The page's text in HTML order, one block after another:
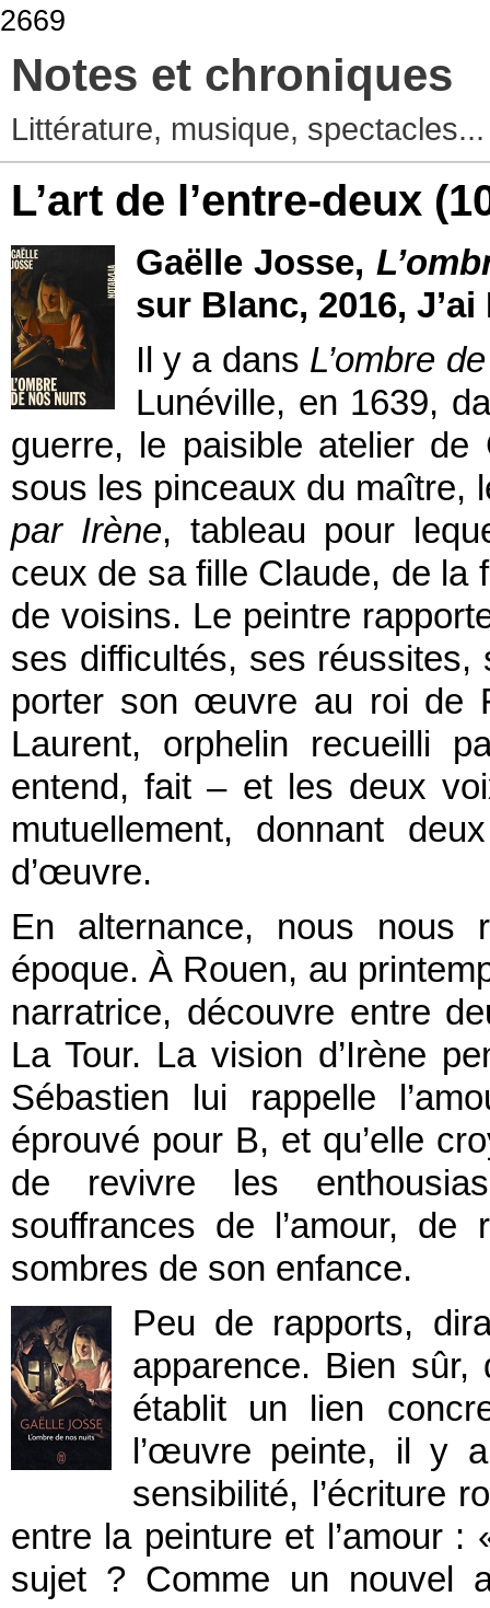
2669
Notes et chroniques
Littérature, musique,
L’art de l’entre-deux
Gaëlle Josse,
sur Blanc, 2016, J’ai
Il y a dans L’ombre
Lunéville, en 1639,
guerre, le paisible atelier
sous les pinceaux du maître,
par Irène, tableau pour
ceux de sa fille Claude, de la
de voisins. Le peintre
ses difficultés, ses réussites,
porter son œuvre au roi de
Laurent, orphelin recueilli
entend, fait – et les deux
mutuellement, donnant
d’œuvre.
En alternance, nous nous
époque. À Rouen, au
narratrice, découvre entre
La Tour. La vision d’Irène
Sébastien lui rappelle
éprouvé pour B, et qu’elle
de revivre les
souffrances de l’amour, de
sombres de son enfance.
Peu de rapports,
apparence. Bien
établit un lien
l’œuvre peinte, il y
sensibilité, l’écriture
entre la peinture et l’amour
sujet ? Comme un nouvel